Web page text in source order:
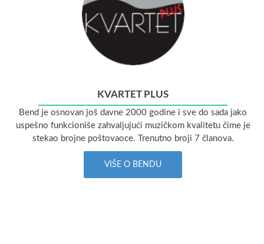
KVARTET PLUS
Bend je osnovan još davne 2000 godine i sve do sada jako
uspešno funkcioniše zahvaljujući muzičkom kvalitetu čime je
stekao brojne poštovaoce. Trenutno broji 7 članova.
VIŠE O BENDU